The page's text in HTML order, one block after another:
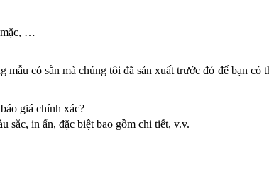
mặc, …
có sẵn mà chúng tôi đã sản xuất trước đó để bạn có
giá chính xác?
sắc, in ấn, đặc biệt bao gồm chi tiết, v.v.